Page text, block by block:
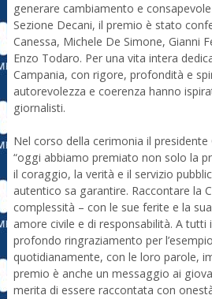
generare cambiamento e
Sezione Decani, il premio è stato
Canessa, Michele De Simone, Gianni
Enzo Todaro. Per una vita intera
Campania, con rigore, profondità e
autorevolezza e coerenza hanno
giornalisti.
Nel corso della cerimonia il
“oggi abbiamo premiato non solo la
il coraggio, la verità e il servizio
autentico sa garantire. Raccontare la
complessità – con le sue ferite e la
amore civile e di responsabilità. A tutti
profondo ringraziamento per
quotidianamente, con le loro parole,
premio è anche un messaggio ai
merita di essere raccontata con